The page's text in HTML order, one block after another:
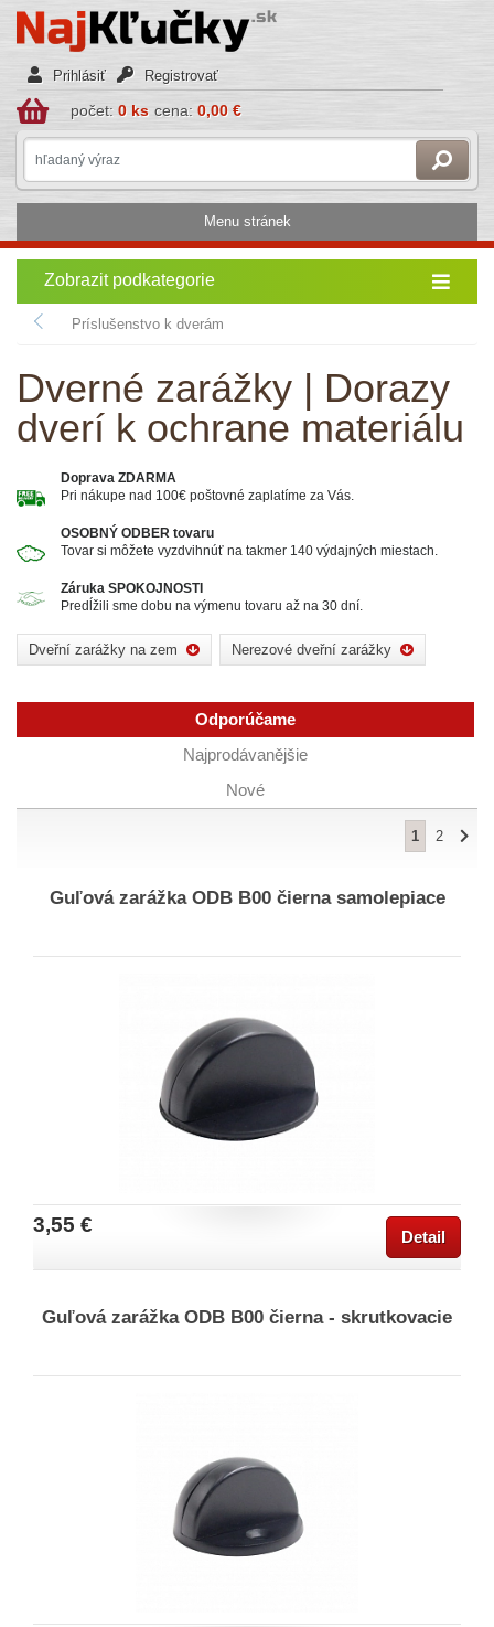
Prihlásiť Registrovať
počet: 0 ks cena: 0,00 €
Menu stránek
Zobrazit podkategorie
Príslušenstvo k dverám
Dverné zarážky | Dorazy
dverí k ochrane materiálu
Doprava ZDARMA
Pri nákupe nad 100€ poštovné zaplatíme za Vás.
OSOBNÝ ODBER tovaru
Tovar si môžete vyzdvihnúť na takmer 140 výdajných miestach.
Záruka SPOKOJNOSTI
Predĺžili sme dobu na výmenu tovaru až na 30 dní.
Dveřní zarážky na zem Nerezové dveřní zarážky
Odporúčame
Najprodávanějšie
Nové
1 2
Guľová zarážka ODB B00 čierna samolepiace
3,55 €
Detail
Guľová zarážka ODB B00 čierna - skrutkovacie